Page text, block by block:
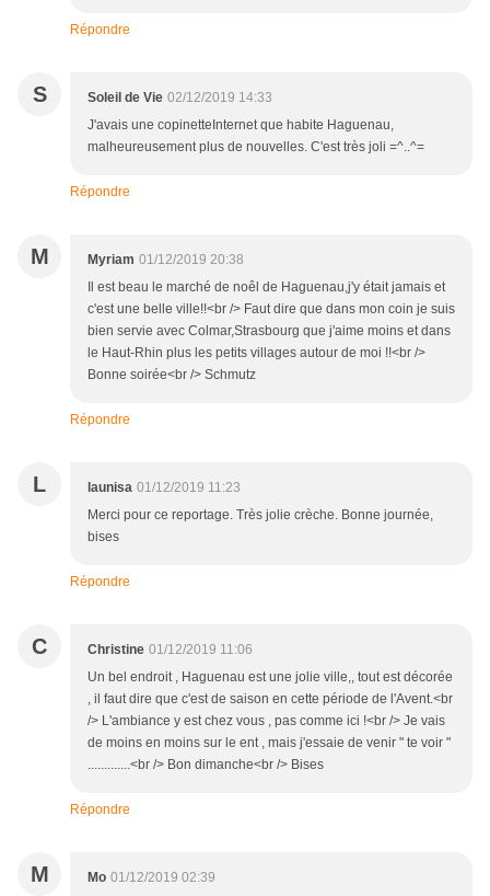
Répondre
S Soleil de Vie 02/12/2019 14:33
J'avais une copinetteInternet que habite Haguenau,
malheureusement plus de nouvelles. C'est très joli =^..^=
Répondre
M Myriam 01/12/2019 20:38
Il est beau le marché de noêl de Haguenau,j'y était jamais et
c'est une belle ville!!<br /> Faut dire que dans mon coin je suis
bien servie avec Colmar,Strasbourg que j'aime moins et dans
le Haut-Rhin plus les petits villages autour de moi !!<br />
Bonne soirée<br /> Schmutz
Répondre
L launisa 01/12/2019 11:23
Merci pour ce reportage. Très jolie crèche. Bonne journée,
bises
Répondre
C Christine 01/12/2019 11:06
Un bel endroit , Haguenau est une jolie ville,, tout est décorée
, il faut dire que c'est de saison en cette période de l'Avent.<br
/> L'ambiance y est chez vous , pas comme ici !<br /> Je vais
de moins en moins sur le ent , mais j'essaie de venir " te voir "
.............<br /> Bon dimanche<br /> Bises
Répondre
M Mo 01/12/2019 02:39